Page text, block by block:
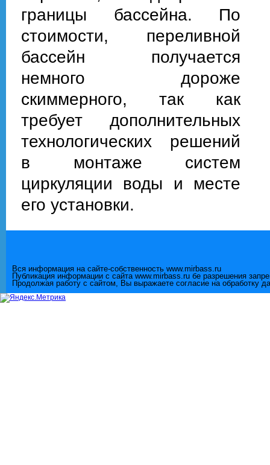
границы бассейна. По
стоимости, переливной
бассейн получается
немного дороже
скиммерного, так как
требует дополнительных
технологических решений
в монтаже систем
циркуляции воды и месте
его установки.
Вся информация на сайте-собственность www.mirbass.ru
Публикация информации с сайта www.mirbass.ru бе разрешения
Продолжая работу с сайтом, Вы выражаете согласие на обработку